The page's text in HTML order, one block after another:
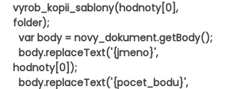
vyrob_kopii_sablony(hodnoty[0],
folder);
  var body = novy_dokument.getBody();
hodnoty[0]);